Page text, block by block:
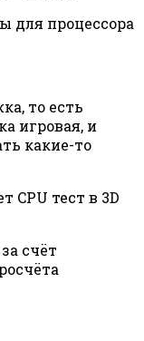
для процессора
то есть
игровая, и
какие-то
CPU тест в 3D
счёт